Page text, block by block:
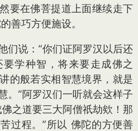
要在佛菩提道上面继续走下
善巧方便施设。
们说：“你们证阿罗汉以后还
学种智，将来要走成佛之
的般若实相智慧境界，就是
。”阿罗汉们一听就会这样子
之道要三大阿僧祇劫欸！那
过程。”所以 佛陀的方便善